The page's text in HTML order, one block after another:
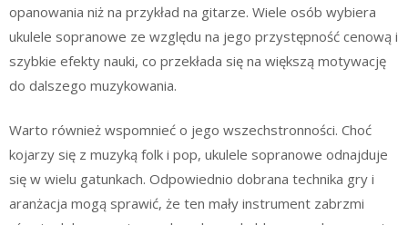
opanowania niż na przykład na gitarze. Wiele osób wybiera
ukulele sopranowe ze względu na jego przystępność cenową i
szybkie efekty nauki, co przekłada się na większą motywację
do dalszego muzykowania.
Warto również wspomnieć o jego wszechstronności. Choć
kojarzy się z muzyką folk i pop, ukulele sopranowe odnajduje
się w wielu gatunkach. Odpowiednio dobrana technika gry i
aranżacja mogą sprawić, że ten mały instrument zabrzmi